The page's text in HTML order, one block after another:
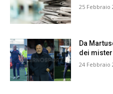
25 Febbraio
Da
dei
24 Febbraio